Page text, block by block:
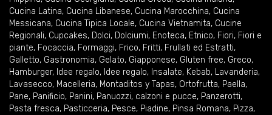
Cucina Latina, Cucina Libanese, Cucina Marocchina, Cucina
Messicana, Cucina Tipica Locale, Cucina Vietnamita, Cucine
Regionali, Cupcakes, Dolci, Dolciumi, Enoteca, Etnico, Fiori, Fiori e
piante, Focaccia, Formaggi, Frico, Fritti, Frullati ed Estratti,
Galletto, Gastronomia, Gelato, Giapponese, Gluten free, Greco,
Hamburger, Idee regalo, Idee regalo, Insalate, Kebab, Lavanderia,
Lavasecco, Macelleria, Montaditos y Tapas, Ortofrutta, Paella,
Pane, Panificio, Panini, Panuozzi, calzoni e pucce, Panzerotti,
Pasta fresca, Pasticceria, Pesce, Piadine, Pinsa Romana, Pizza,